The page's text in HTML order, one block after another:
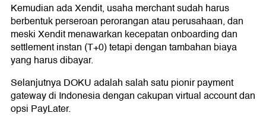
Kemudian ada Xendit, usaha merchant sudah harus
berbentuk perseroan perorangan atau perusahaan, dan
meski Xendit menawarkan kecepatan onboarding dan
settlement instan (T+0) tetapi dengan tambahan biaya
yang harus dibayar.
Selanjutnya DOKU adalah salah satu pionir payment
gateway di Indonesia dengan cakupan virtual account dan
opsi PayLater.